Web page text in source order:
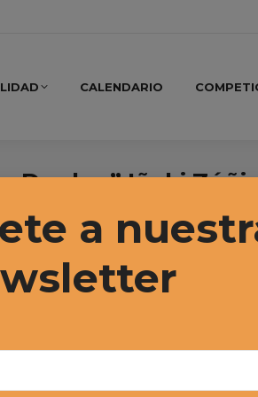
CALENDARIO
Dunlop” Iñaki
a